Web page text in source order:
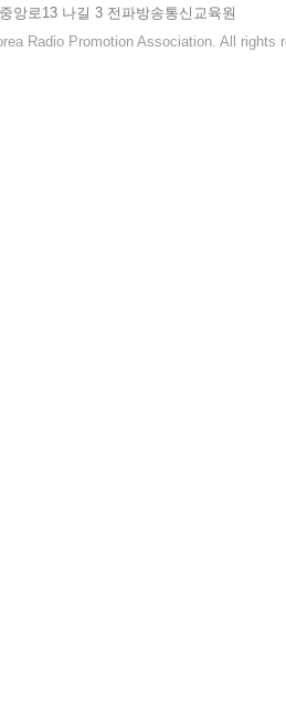
앙로13 나길 3 전파방송통신교육원
Radio Promotion Association. All rights